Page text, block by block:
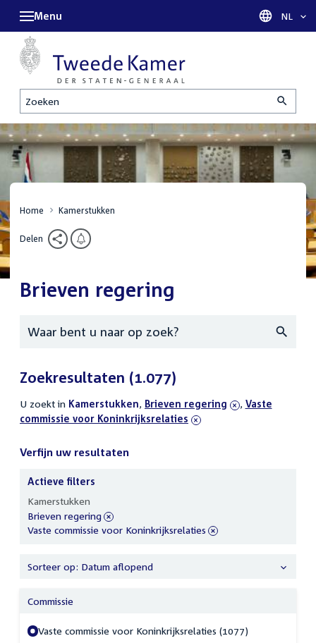
Zoeken
Menu Taal
NL
Home Kamerstukken
Delen
Brieven regering
Zoeken
Zoekresultaten (1.077)
U zoekt in actieve
filters
Kamerstukken, verwijder
filter
Brieven regering , verwijder
Vaste
commissie voor Koninkrijksrelaties
Verfijn uw resultaten
uw
resultaten
Actieve filters
Kamerstukken
verwijder
filter
Brieven regering
verwijder
Vaste commissie voor Koninkrijksrelaties
Sorteer op: Datum aflopend
Commissie
Vaste commissie voor Koninkrijksrelaties (1077)